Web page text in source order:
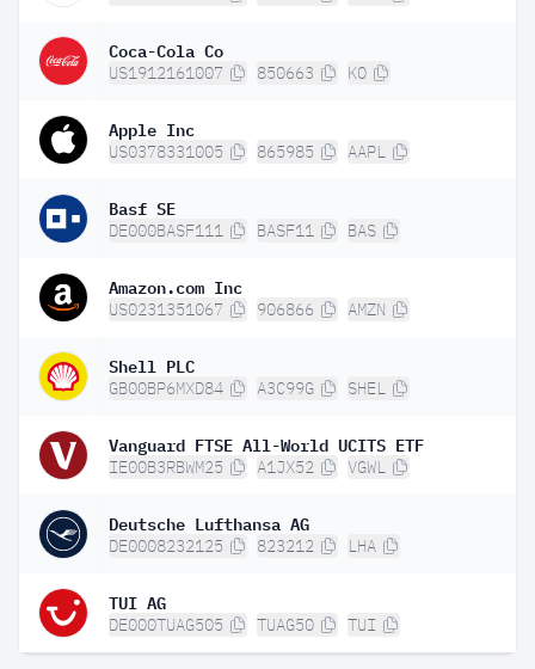
Coca-Cola Co
US1912161007 850663 KO
Apple Inc
US0378331005 865985 AAPL
Basf SE
DE000BASF111 BASF11 BAS
Amazon.com Inc
US0231351067 906866 AMZN
Shell PLC
GB00BP6MXD84 A3C99G SHEL
Vanguard FTSE All-World UCITS ETF
IE00B3RBWM25 A1JX52 VGWL
Deutsche Lufthansa AG
DE0008232125 823212 LHA
TUI AG
DE000TUAG505 TUAG50 TUI